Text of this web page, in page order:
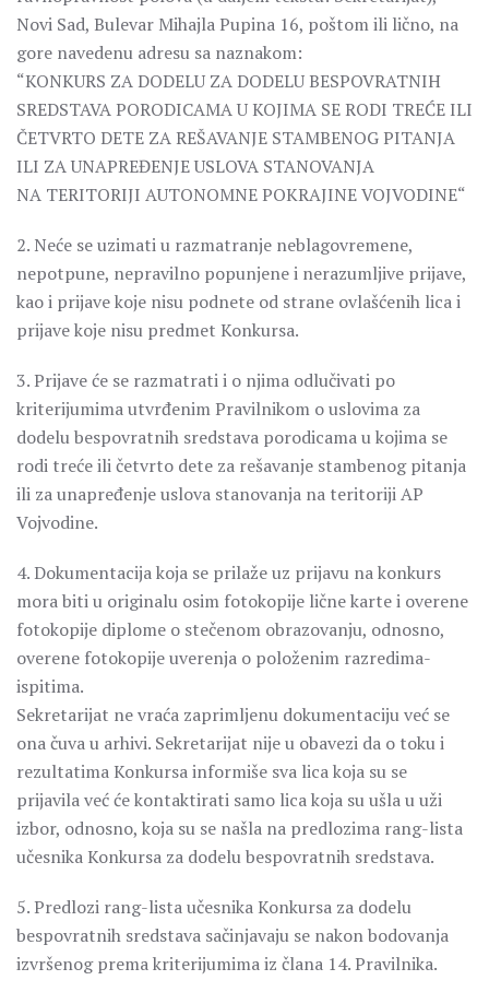
Novi Sad, Bulevar Mihajla Pupina 16, poštom ili lično, na
gore navedenu adresu sa naznakom:
“KONKURS ZA DODELU ZA DODELU BESPOVRATNIH
SREDSTAVA PORODICAMA U KOJIMA SE RODI TREĆE ILI
ČETVRTO DETE ZA REŠAVANJE STAMBENOG PITANJA
ILI ZA UNAPREĐENJE USLOVA STANOVANJA
NA TERITORIJI AUTONOMNE POKRAJINE VOJVODINE“
2. Neće se uzimati u razmatranje neblagovremene,
nepotpune, nepravilno popunjene i nerazumljive prijave,
kao i prijave koje nisu podnete od strane ovlašćenih lica i
prijave koje nisu predmet Konkursa.
3. Prijave će se razmatrati i o njima odlučivati po
kriterijumima utvrđenim Pravilnikom o uslovima za
dodelu bespovratnih sredstava porodicama u kojima se
rodi treće ili četvrto dete za rešavanje stambenog pitanja
ili za unapređenje uslova stanovanja na teritoriji AP
Vojvodine.
4. Dokumentacija koja se prilaže uz prijavu na konkurs
mora biti u originalu osim fotokopije lične karte i overene
fotokopije diplome o stečenom obrazovanju, odnosno,
overene fotokopije uverenja o položenim razredima-
ispitima.
Sekretarijat ne vraća zaprimljenu dokumentaciju već se
ona čuva u arhivi. Sekretarijat nije u obavezi da o toku i
rezultatima Konkursa informiše sva lica koja su se
prijavila već će kontaktirati samo lica koja su ušla u uži
izbor, odnosno, koja su se našla na predlozima rang-lista
učesnika Konkursa za dodelu bespovratnih sredstava.
5. Predlozi rang-lista učesnika Konkursa za dodelu
bespovratnih sredstava sačinjavaju se nakon bodovanja
izvršenog prema kriterijumima iz člana 14. Pravilnika.